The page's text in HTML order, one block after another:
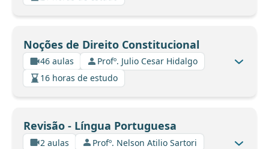
Noções de Direito Constitucional
46 aulas
Profº. Julio Cesar Hidalgo
16 horas de estudo
Revisão - Língua Portuguesa
2 aulas
Profº. Nelson Atilio Sartori